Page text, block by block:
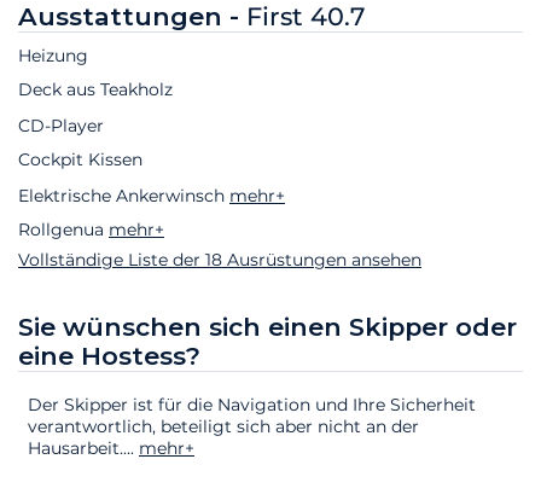
Ausstattungen - First 40.7
Heizung
Deck aus Teakholz
CD-Player
Cockpit Kissen
Elektrische Ankerwinsch mehr+
Rollgenua mehr+
Vollständige Liste der 18 Ausrüstungen ansehen
Sie wünschen sich einen Skipper oder
eine Hostess?
Der Skipper ist für die Navigation und Ihre Sicherheit
verantwortlich, beteiligt sich aber nicht an der
Hausarbeit.... mehr+